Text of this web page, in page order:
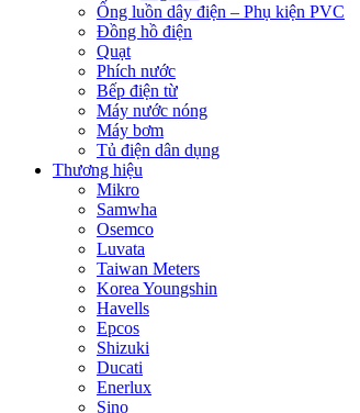
Ống luồn dây điện – Phụ kiện PVC
Đồng hồ điện
Quạt
Phích nước
Bếp điện từ
Máy nước nóng
Máy bơm
Tủ điện dân dụng
Thương hiệu
Mikro
Samwha
Osemco
Luvata
Taiwan Meters
Korea Youngshin
Havells
Epcos
Shizuki
Ducati
Enerlux
Sino